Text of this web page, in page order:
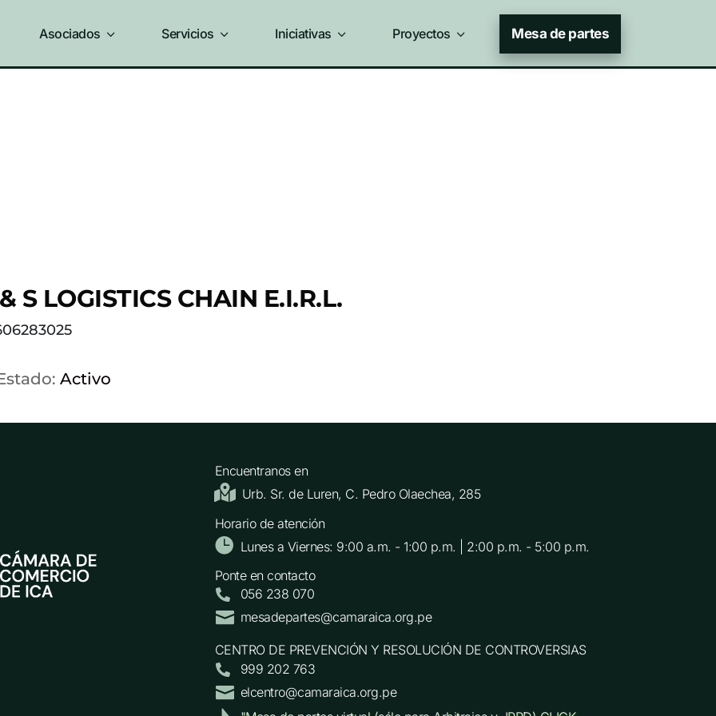
3
Asociados 3
Servicios 3
Iniciativas 3
Proyectos Mesa de partes
S LOGISTICS CHAIN E.I.R.L.
Activo
Encuentranos en
 Urb. Sr. de Luren, C. Pedro Olaechea, 285
Horario de atención
 Lunes a Viernes: 9:00 a.m. - 1:00 p.m. | 2:00 p.m. - 5:00 p.m.
Ponte en contacto
 056 238 070
 mesadepartes@camaraica.org.pe
CENTRO DE PREVENCIÓN Y RESOLUCIÓN DE CONTROVERSIAS
 999 202 763
 elcentro@camaraica.org.pe